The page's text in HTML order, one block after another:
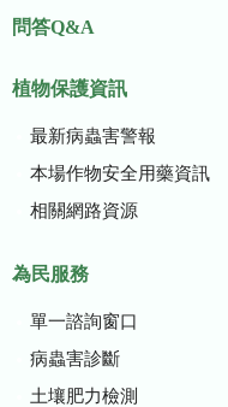
問答Q&A
植物保護資訊
最新病蟲害警報
本場作物安全用藥資訊
相關網路資源
為民服務
單一諮詢窗口
病蟲害診斷
土壤肥力檢測